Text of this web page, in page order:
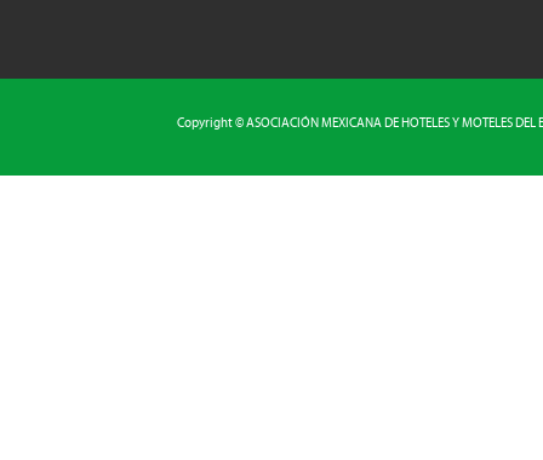
Copyright © ASOCIACIÓN MEXICANA DE HOTELES Y MOTELES